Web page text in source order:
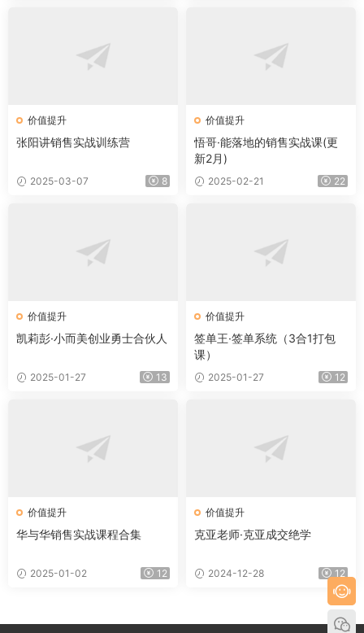
价值提升
张阳讲销售实战训练营
2025-03-07 8
价值提升
悟哥·能落地的销售实战课(更
新2月)
2025-02-21 22
价值提升
凯莉彭·小而美创业勇士合伙人
2025-01-27 13
价值提升
签单王·签单系统（3合1打包
课）
2025-01-27 12
价值提升
华与华销售实战课程合集
2025-01-02 12
价值提升
克亚老师·克亚成交绝学
2024-12-28 12